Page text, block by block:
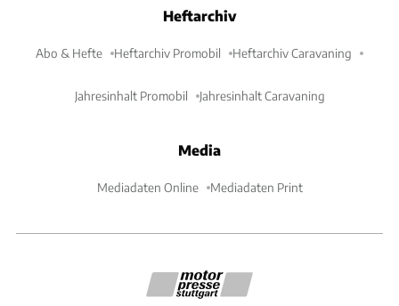
Heftarchiv
Abo & Hefte Heftarchiv Promobil Heftarchiv Caravaning
Jahresinhalt Promobil Jahresinhalt Caravaning
Media
Mediadaten Online Mediadaten Print